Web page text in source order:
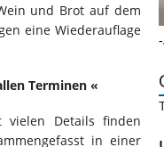
und Brot auf dem
eine Wiederauflage
Terminen «
vielen Details finden
in einer
-